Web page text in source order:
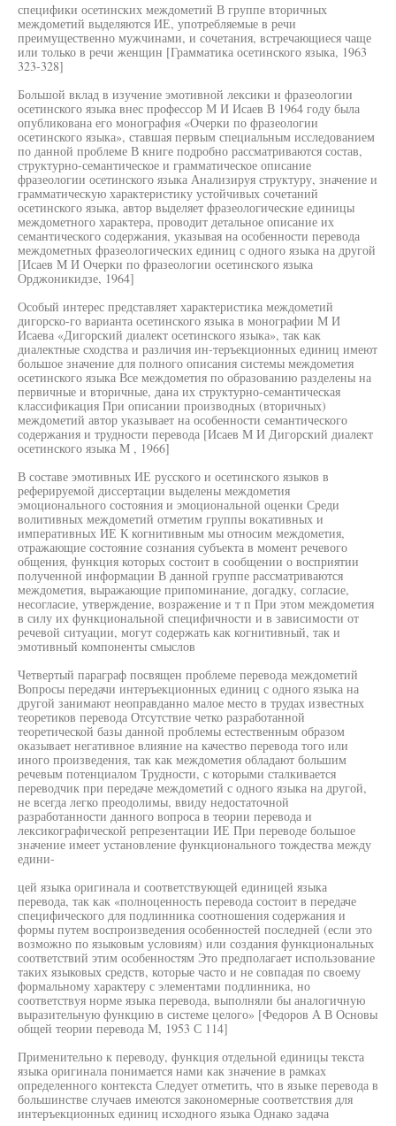
специфики осетинских междометий В группе вторичных
междометий выделяются ИЕ, употребляемые в речи
преимущественно мужчинами, и сочетания, встречающиеся чаще
или только в речи женщин [Грамматика осетинского языка, 1963
323-328]
Большой вклад в изучение эмотивной лексики и фразеологии
осетинского языка внес профессор М И Исаев В 1964 году была
опубликована его монография «Очерки по фразеологии
осетинского языка», ставшая первым специальным исследованием
по данной проблеме В книге подробно рассматриваются состав,
структурно-семантическое и грамматическое описание
фразеологии осетинского языка Анализируя структуру, значение и
грамматическую характеристику устойчивых сочетаний
осетинского языка, автор выделяет фразеологические единицы
междометного характера, проводит детальное описание их
семантического содержания, указывая на особенности перевода
междометных фразеологических единиц с одного языка на другой
[Исаев М И Очерки по фразеологии осетинского языка
Орджоникидзе, 1964]
Особый интерес представляет характеристика междометий
дигорско-го варианта осетинского языка в монографии М И
Исаева «Дигорский диалект осетинского языка», так как
диалектные сходства и различия ин-теръекционных единиц имеют
большое значение для полного описания системы междометия
осетинского языка Все междометия по образованию разделены на
первичные и вторичные, дана их структурно-семантическая
классификация При описании производных (вторичных)
междометий автор указывает на особенности семантического
содержания и трудности перевода [Исаев М И Дигорский диалект
осетинского языка М , 1966]
В составе эмотивных ИЕ русского и осетинского языков в
реферируемой диссертации выделены междометия
эмоционального состояния и эмоциональной оценки Среди
волитивных междометий отметим группы вокативных и
императивных ИЕ К когнитивным мы относим междометия,
отражающие состояние сознания субъекта в момент речевого
общения, функция которых состоит в сообщении о восприятии
полученной информации В данной группе рассматриваются
междометия, выражающие припоминание, догадку, согласие,
несогласие, утверждение, возражение и т п При этом междометия
в силу их функциональной специфичности и в зависимости от
речевой ситуации, могут содержать как когнитивный, так и
эмотивный компоненты смыслов
Четвертый параграф посвящен проблеме перевода междометий
Вопросы передачи интеръекционных единиц с одного языка на
другой занимают неоправданно малое место в трудах известных
теоретиков перевода Отсутствие четко разработанной
теоретической базы данной проблемы естественным образом
оказывает негативное влияние на качество перевода того или
иного произведения, так как междометия обладают большим
речевым потенциалом Трудности, с которыми сталкивается
переводчик при передаче междометий с одного языка на другой,
не всегда легко преодолимы, ввиду недостаточной
разработанности данного вопроса в теории перевода и
лексикографической репрезентации ИЕ При переводе большое
значение имеет установление функционального тождества между
едини-
цей языка оригинала и соответствующей единицей языка
перевода, так как «полноценность перевода состоит в передаче
специфического для подлинника соотношения содержания и
формы путем воспроизведения особенностей последней (если это
возможно по языковым условиям) или создания функциональных
соответствий этим особенностям Это предполагает использование
таких языковых средств, которые часто и не совпадая по своему
формальному характеру с элементами подлинника, но
соответствуя норме языка перевода, выполняли бы аналогичную
выразительную функцию в системе целого» [Федоров А В Основы
общей теории перевода М, 1953 С 114]
Применительно к переводу, функция отдельной единицы текста
языка оригинала понимается нами как значение в рамках
определенного контекста Следует отметить, что в языке перевода в
большинстве случаев имеются закономерные соответствия для
интеръекционных единиц исходного языка Однако задача